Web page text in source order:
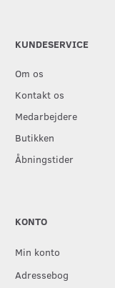
KUNDESERVICE
Om os
Kontakt os
Medarbejdere
Butikken
Åbningstider
KONTO
Min konto
Adressebog